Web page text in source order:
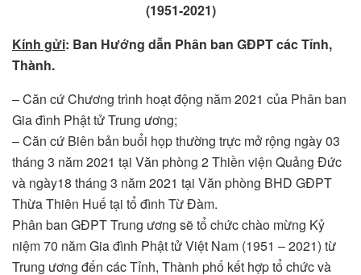
(1951-2021)
Kính gửi: Ban Hướng dẫn Phân ban GĐPT các Tỉnh,
Thành.
– Căn cứ Chương trình hoạt động năm 2021 của Phân ban
Gia đình Phật tử Trung ương;
– Căn cứ Biên bản buổi họp thường trực mở rộng ngày 03
tháng 3 năm 2021 tại Văn phòng 2 Thiền viện Quảng Đức
và ngày18 tháng 3 năm 2021 tại Văn phòng BHD GĐPT
Thừa Thiên Huế tại tổ đình Từ Đàm.
Phân ban GĐPT Trung ương sẽ tổ chức chào mừng Kỷ
niệm 70 năm Gia đình Phật tử Việt Nam (1951 – 2021) từ
Trung ương đến các Tỉnh, Thành phố kết hợp tổ chức và